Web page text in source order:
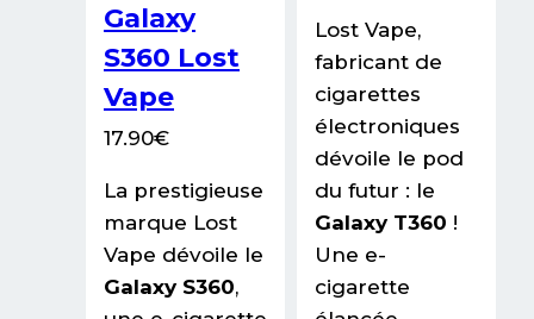
Galaxy
S360 Lost
Vape
17.90€
La prestigieuse
marque Lost
Vape dévoile le
Galaxy S360,
Lost Vape,
fabricant de
cigarettes
électroniques
dévoile le pod
du futur : le
Galaxy T360 !
Une e-
cigarette